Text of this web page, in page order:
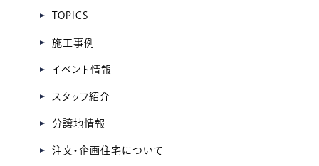
カ
イ
TOPICS
施工事例
イベント情報
スタッフ紹介
分譲地情報
注文・企画住宅について